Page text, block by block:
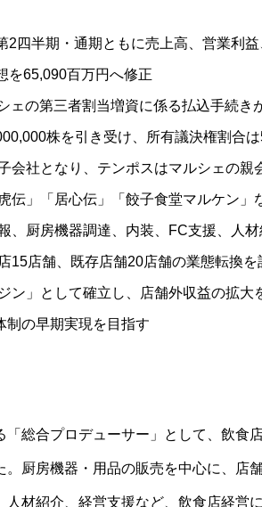
2四半期・通期ともに売上高、営業利
を65,090百万円へ修正
ェの第三者割当増資に係る払込手続き
株を引き受け、所有議決権割合
会社となり、テンポスはマルシェの親
伝」「居心伝」「餃子食堂マルケン」
、厨房機器調達、内装、FC支援、人材
15店舗、既存店舗20店舗の業態転換を
ン」として確立し、店舗外収益の拡大
制の早期実現を目指す
「総合プロデューサー」として、飲食
。厨房機器・用品の販売を中心に、店
人材紹介、経営支援など、飲食店経営